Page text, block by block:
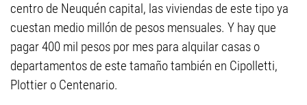
centro de Neuquén capital, las viviendas de este tipo ya
cuestan medio millón de pesos mensuales. Y hay que
pagar 400 mil pesos por mes para alquilar casas o
departamentos de este tamaño también en Cipolletti,
Plottier o Centenario.